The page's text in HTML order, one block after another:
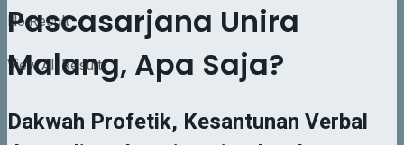
No Result
View All Result
Pascasarjana Unira
Malang, Apa Saja?
Dakwah Profetik, Kesantunan Verbal